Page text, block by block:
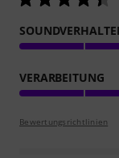
VERARBEITUNG
Bewertungsrichtlinien